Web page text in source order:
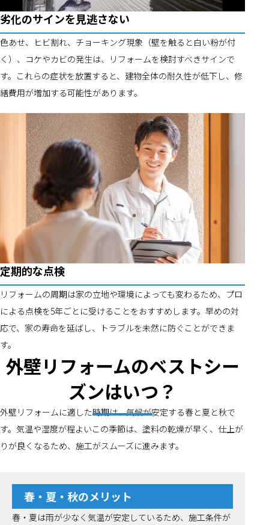
劣化のサインを見逃さない
色あせ、ヒビ割れ、チョーキング現象（壁を触ると白い粉が付
く）、コケやカビの発生は、リフォームを検討すべきサインで
す。これらの症状を放置すると、建物全体の耐久性が低下し、修
繕費用が増加する可能性があります。
定期的な点検
リフォームの周期は家の立地や環境によっても変わるため、プロ
による点検を5年ごとに受けることをおすすめします。早めの対
応で、家の寿命を延ばし、トラブルを未然に防ぐことができま
す。
外壁リフォームのベストシー
ズンはいつ？
外壁リフォームに適した時期は、気候が安定する春と夏と秋で
す。気温や湿度が程よいこの季節は、塗料の乾燥が早く、仕上が
りが良くなるため、施工がスムーズに進みます。
春・夏・秋のメリット
春・夏は雨が少なく気温が安定しているため、施工条件が